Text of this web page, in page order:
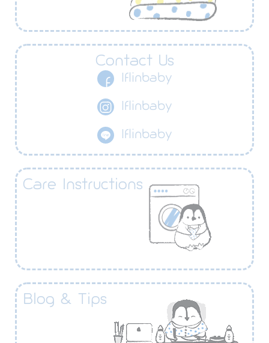
Contact Us
Iflinbaby
Iflinbaby
Iflinbaby
Care Instructions​
Blog & Tips